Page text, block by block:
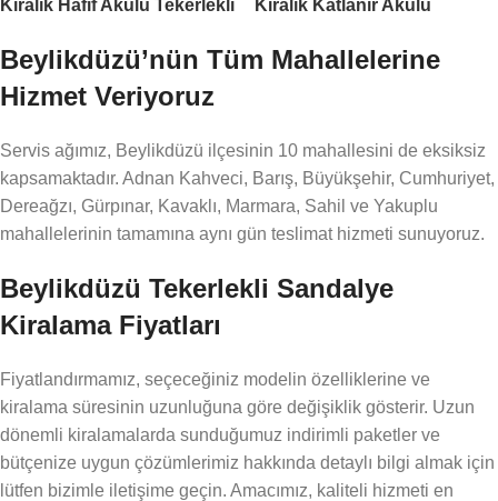
Kiralık Hafif Akülü Tekerlekli
Kiralık Katlanır Akülü
Beylikdüzü’nün Tüm Mahallelerine
Hizmet Veriyoruz
Servis ağımız, Beylikdüzü ilçesinin 10 mahallesini de eksiksiz
kapsamaktadır. Adnan Kahveci, Barış, Büyükşehir, Cumhuriyet,
Dereağzı, Gürpınar, Kavaklı, Marmara, Sahil ve Yakuplu
mahallelerinin tamamına aynı gün teslimat hizmeti sunuyoruz.
Beylikdüzü Tekerlekli Sandalye
Kiralama Fiyatları
Fiyatlandırmamız, seçeceğiniz modelin özelliklerine ve
kiralama süresinin uzunluğuna göre değişiklik gösterir. Uzun
dönemli kiralamalarda sunduğumuz indirimli paketler ve
bütçenize uygun çözümlerimiz hakkında detaylı bilgi almak için
lütfen bizimle iletişime geçin. Amacımız, kaliteli hizmeti en